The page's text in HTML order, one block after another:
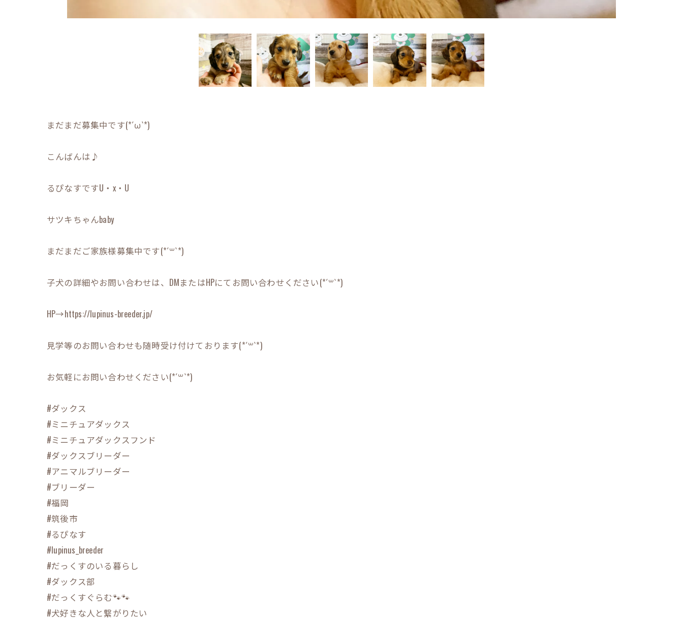
まだまだ募集中です(*´ω`*)
こんばんは♪
るぴなすですU・x・U
サツキちゃんbaby
まだまだご家族様募集中です(*´꒳`*)
子犬の詳細やお問い合わせは、DMまたはHPにてお問い合わせください(*´꒳`*)
HP→https://lupinus-breeder.jp/
見学等のお問い合わせも随時受け付けております(*´꒳`*)
お気軽にお問い合わせください(*´꒳`*)
#ダックス
#ミニチュアダックス
#ミニチュアダックスフンド
#ダックスブリーダー
#アニマルブリーダー
#ブリーダー
#福岡
#筑後市
#るぴなす
#lupinus_breeder
#だっくすのいる暮らし
#ダックス部
#だっくすぐらむ🐾🐾
#犬好きな人と繋がりたい